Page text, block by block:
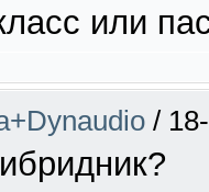
или
/